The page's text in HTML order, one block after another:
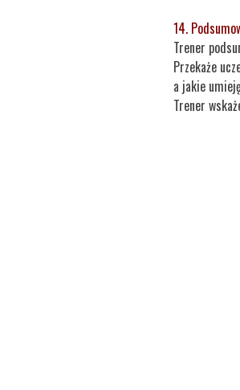
14.
Trener
Przekaże
a jakie
Trener